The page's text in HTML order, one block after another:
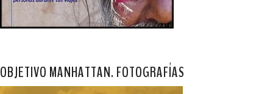
OBJETIVO MANHATTAN. FOTOGRAFÍAS